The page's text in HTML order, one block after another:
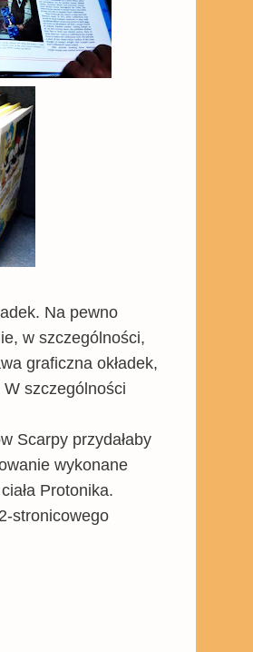
Na pewno
w szczególności,
graficzna okładek,
szczególności
Scarpy przydałaby
wykonane
Protonika.
stronicowego